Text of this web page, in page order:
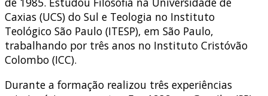
Caxias (UCS) do Sul e Teologia no Instituto
Teológico São Paulo (ITESP), em São Paulo,
trabalhando por três anos no Instituto Cristóvão
Colombo (ICC).
Durante a formação realizou três experiências